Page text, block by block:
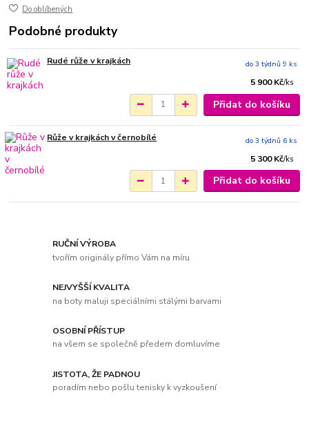
Do oblíbených
Podobné produkty
Rudé růže v krajkách
5 900 Kč/ks
do 3 týdnů 9 ks
Přidat do košíku
Růže v krajkách v černobílé
5 300 Kč/ks
do 3 týdnů 6 ks
Přidat do košíku
RUČNÍ VÝROBA
tvořím originály přímo Vám na míru
NEJVYŠŠÍ KVALITA
na boty maluji speciálními stálými barvami
OSOBNÍ PŘÍSTUP
na všem se společně předem domluvíme
JISTOTA, ŽE PADNOU
poradím nebo pošlu tenisky k vyzkoušení